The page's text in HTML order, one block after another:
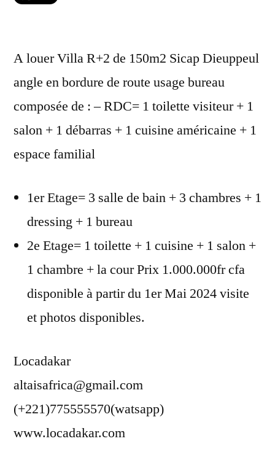
A louer Villa R+2 de 150m2 Sicap Dieuppeul
angle en bordure de route usage bureau
composée de : – RDC= 1 toilette visiteur + 1
salon + 1 débarras + 1 cuisine américaine + 1
espace familial
1er Etage= 3 salle de bain + 3 chambres + 1
dressing + 1 bureau
2e Etage= 1 toilette + 1 cuisine + 1 salon +
1 chambre + la cour Prix 1.000.000fr cfa
disponible à partir du 1er Mai 2024 visite
et photos disponibles.
Locadakar
altaisafrica@gmail.com
(+221)775555570(watsapp)
www.locadakar.com